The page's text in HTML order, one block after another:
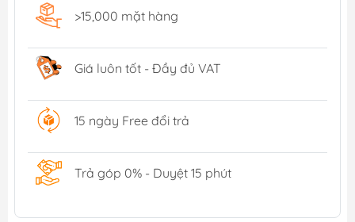
>15,000 mặt hàng
Giá luôn tốt - Đầy đủ VAT
15 ngày Free đổi trả
Trả góp 0% - Duyệt 15 phút